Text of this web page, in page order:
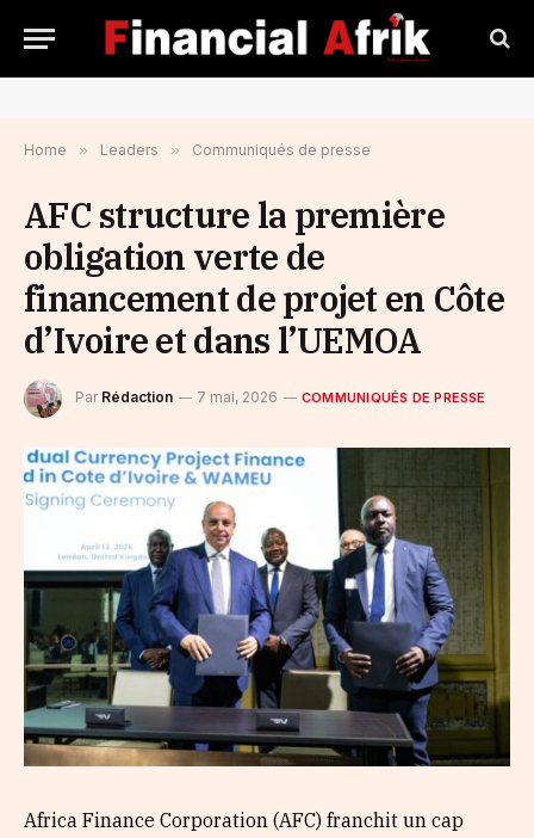
Home » Leaders » Communiqués de presse
AFC structure la première
obligation verte de
financement de projet en Côte
d’Ivoire et dans l’UEMOA
Par Rédaction 7 mai, 2026 COMMUNIQUÉS DE PRESSE
Africa Finance Corporation (AFC) franchit un cap